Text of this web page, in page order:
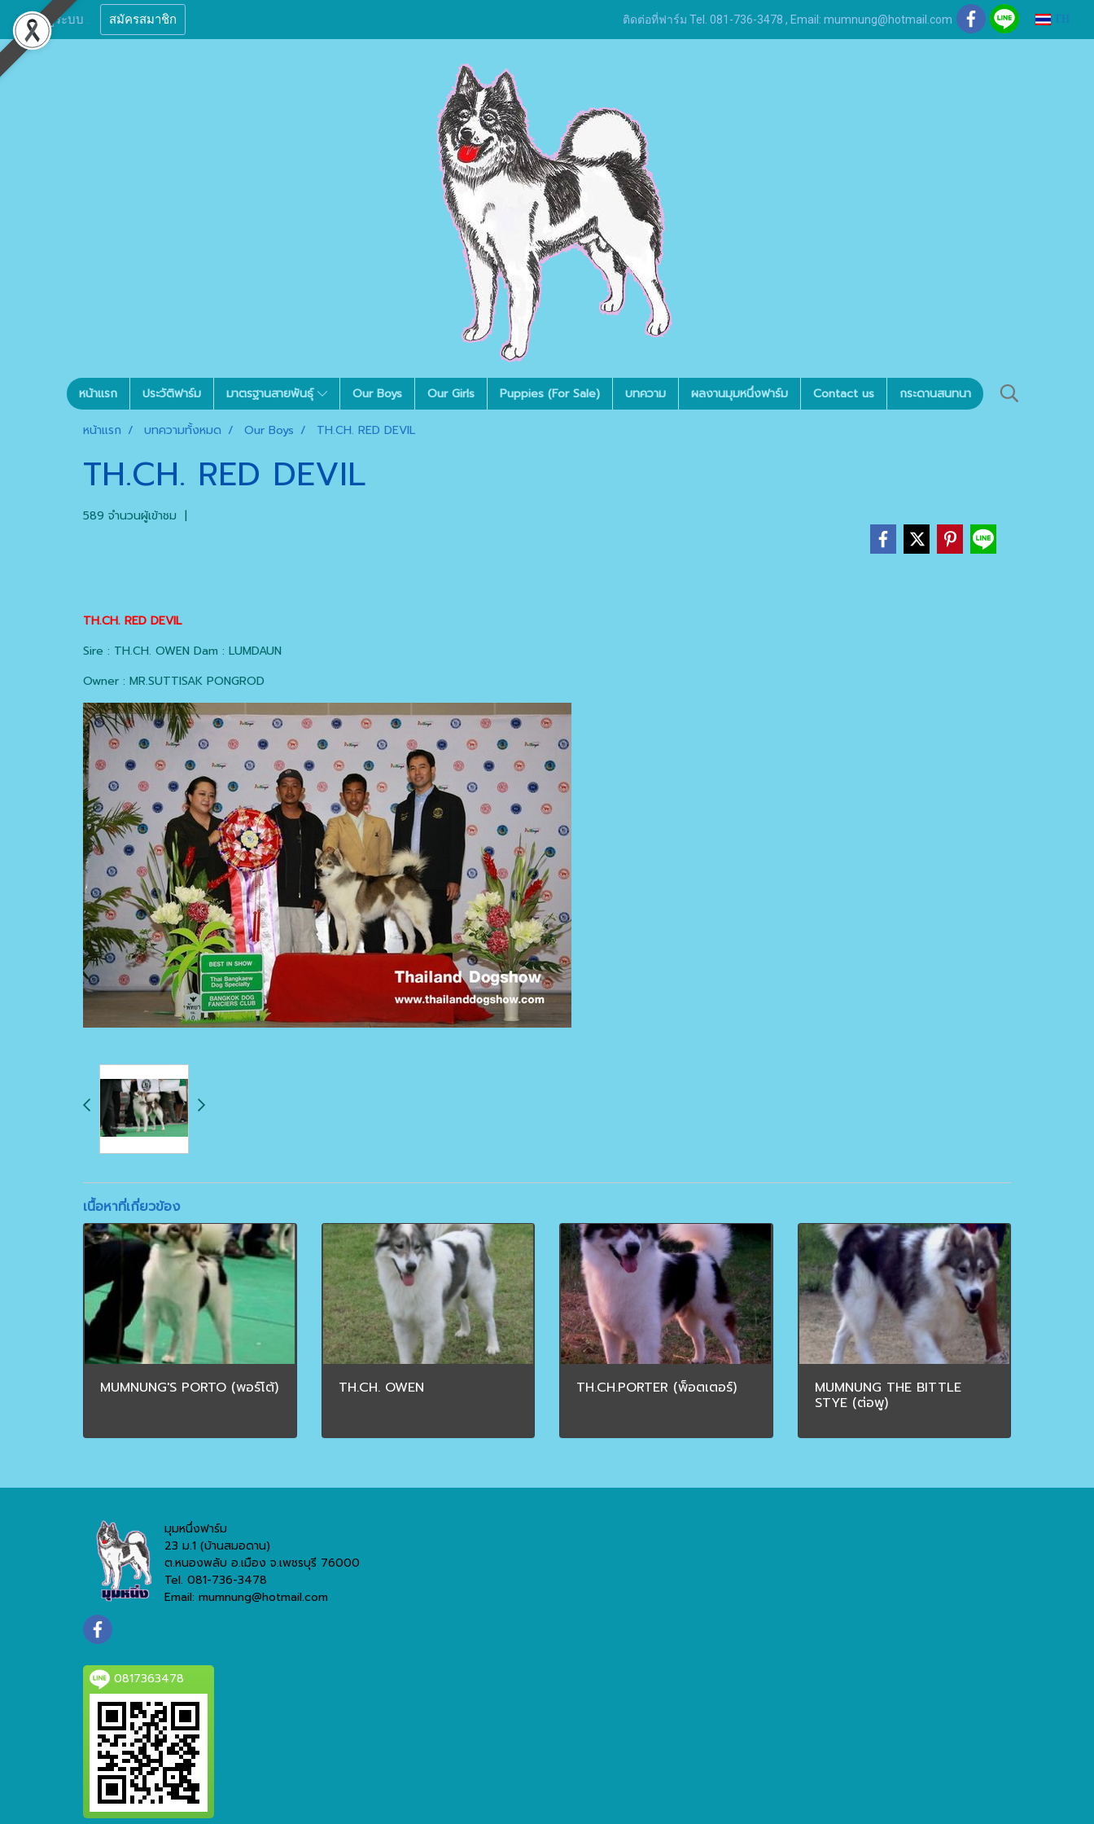
เข้าสู่ระบบ สมัครสมาชิก ติดต่อที่ฟาร์ม Tel. 081-736-3478 , Email: mumnung@hotmail.com TH
หน้าแรก ประวัติฟาร์ม มาตรฐานสายพันธุ์ Our Boys Our Girls Puppies (For Sale) บทความ ผลงานมุมหนึ่งฟาร์ม Contact us กระดานสนทนา
หน้าแรก บทความทั้งหมด Our Boys TH.CH. RED DEVIL
TH.CH. RED DEVIL
589 จำนวนผู้เข้าชม |
TH.CH. RED DEVIL
Sire : TH.CH. OWEN Dam : LUMDAUN
Owner : MR.SUTTISAK PONGROD
เนื้อหาที่เกี่ยวข้อง
MUMNUNG'S PORTO (พอร์โต้) TH.CH. OWEN TH.CH.PORTER (พ็อตเตอร์) MUMNUNG THE BITTLE
STYE (ต่อพู)
มุมหนึ่งฟาร์ม
23 ม.1 (บ้านสมอดาน)
ต.หนองพลับ อ.เมือง จ.เพชรบุรี 76000
Tel. 081-736-3478
Email: mumnung@hotmail.com
0817363478